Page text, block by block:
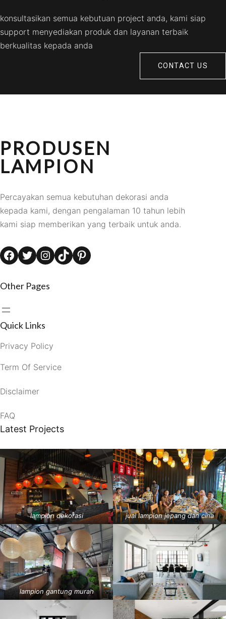
konsultasikan semua kebutuan project anda, kami siap
support menyediakan produk dan layanan terbaik
berkualitas kepada anda
CONTACT US
PRODUSEN
LAMPION
Percayakan semua kebutuhan dekorasi anda
kepada kami, dengan pengalaman 10 tahun lebih
kami siap memberikan yang terbaik untuk anda.
Facebook Twitter Instagram TikTok Pinterest
Other Pages
Quick Links
Privacy Policy
Term Of Service
Disclaimer
FAQ
Latest Projects
lampion dekorasi jual lampion jepang dan cina
lampion gantung murah